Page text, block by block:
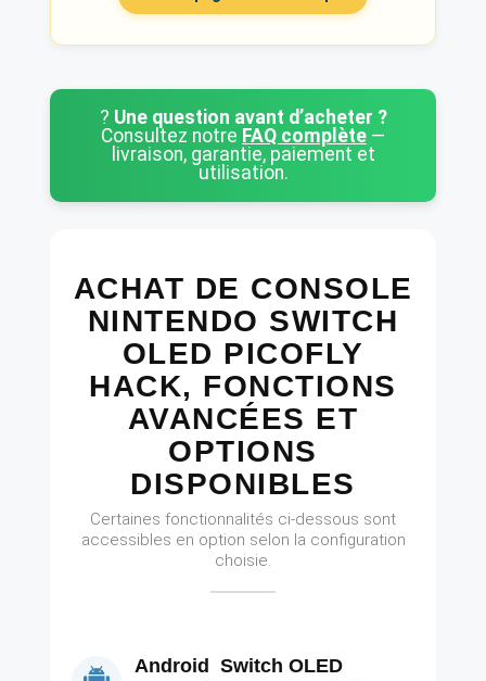
? Une question avant d’acheter ?
Consultez notre FAQ complète —
livraison, garantie, paiement et
utilisation.
ACHAT DE CONSOLE
NINTENDO SWITCH
OLED PICOFLY
HACK, FONCTIONS
AVANCÉES ET
OPTIONS
DISPONIBLES
Certaines fonctionnalités ci-dessous sont
accessibles en option selon la configuration
choisie.
Android Switch OLED